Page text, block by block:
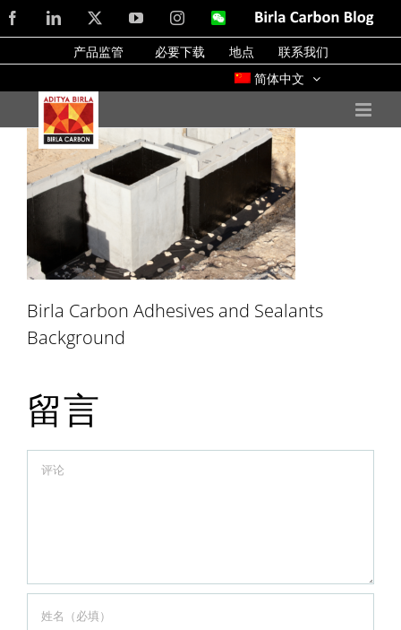
Skip
to
content
FacebookLinkedIn YouTubeInstagramWeChatBirla
Blog
产品监管 必要下载 地点
联系我们
简体中文
Birla Carbon Adhesives and Sealants
Background
留言
Comment